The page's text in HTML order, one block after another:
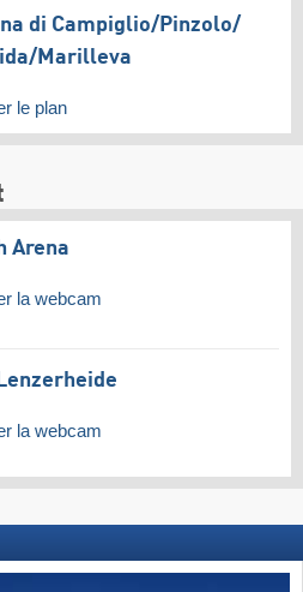
di Campiglio/​Pinzolo/​
​Marilleva
le plan
Arena
la webcam
la webcam